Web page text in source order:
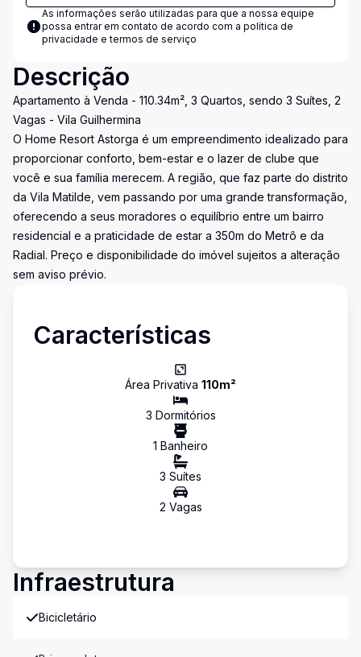
As informações serão utilizadas para que a nossa equipe
possa entrar em contato de acordo com a política de
privacidade e termos de serviço
Descrição
Apartamento à Venda - 110.34m², 3 Quartos, sendo 3 Suítes, 2
Vagas - Vila Guilhermina
O Home Resort Astorga é um empreendimento idealizado para
proporcionar conforto, bem-estar e o lazer de clube que
você e sua família merecem. A região, que faz parte do distrito
da Vila Matilde, vem passando por uma grande transformação,
oferecendo a seus moradores o equilíbrio entre um bairro
residencial e a praticidade de estar a 350m do Metrô e da
Radial. Preço e disponibilidade do imóvel sujeitos a alteração
sem aviso prévio.
Características
Área Privativa 110m²
3 Dormitórios
1 Banheiro
3 Suítes
2 Vagas
Infraestrutura
Bicicletário